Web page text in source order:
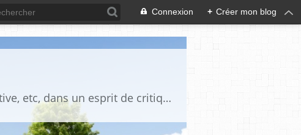
Connexion + Créer mon blog
Blog destiné à commenter l'actualité, politique, économique, culturelle, sportive, etc, dans un esprit de critique philosophique, d'esprit chrétien et français.La collaboration des lecteurs est souhaitée, de même que la courtoisie, et l'esprit de tolérance.